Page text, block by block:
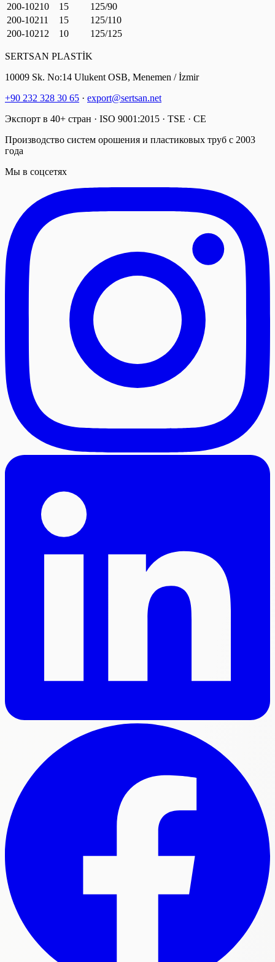
200-10210
15
125/90
200-10211
15
125/110
200-10212
10 125/125
SERTSAN PLASTİK
10009 Sk. No:14 Ulukent OSB, Menemen / İzmir
+90 232 328 30 65 · export@sertsan.net
Экспорт в 40+ стран · ISO 9001:2015 · TSE · CE
Производство систем орошения и пластиковых труб с 2003
года
Мы в соцсетях